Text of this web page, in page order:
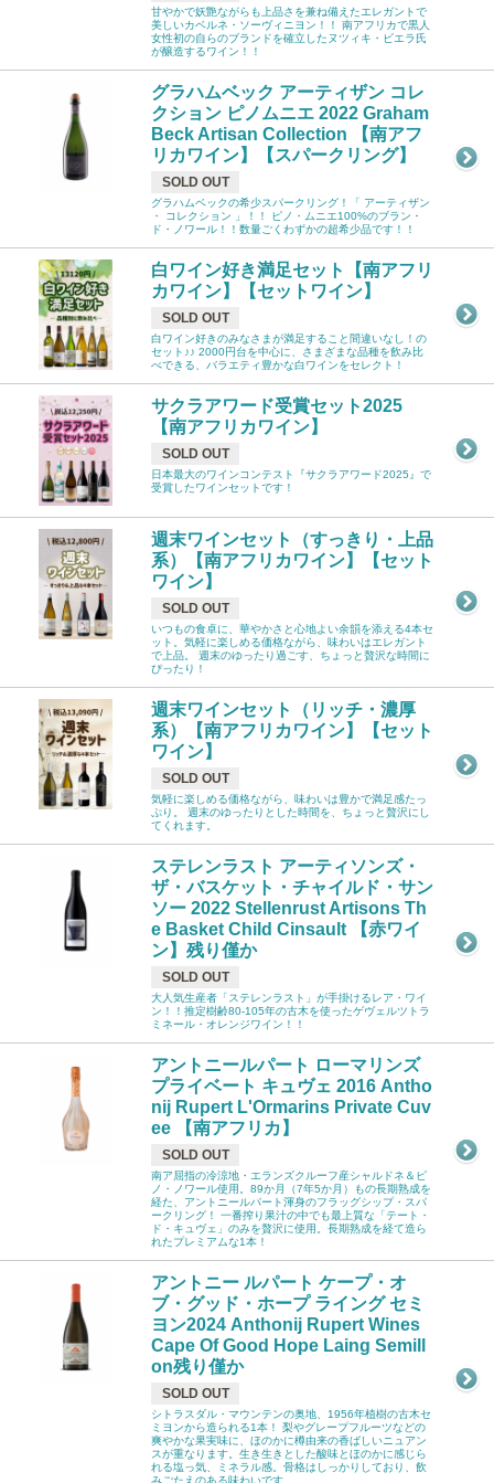
甘やかで妖艶ながらも上品さを兼ね備えたエレガントで
美しいカベルネ・ソーヴィニヨン！！ 南アフリカで黒人
女性初の自らのブランドを確立したヌツィキ・ビエラ氏
が醸造するワイン！！
グラハムベック アーティザン コレ
クション ピノムニエ 2022 Graham
Beck Artisan Collection 【南アフ
リカワイン】【スパークリング】
SOLD OUT
グラハムベックの希少スパークリング！「 アーティザン
・ コレクション 」！！ ピノ・ムニエ100%のブラン・
ド・ノワール！！数量ごくわずかの超希少品です！！
白ワイン好き満足セット【南アフリ
カワイン】【セットワイン】
SOLD OUT
白ワイン好きのみなさまが満足すること間違いなし！の
セット♪♪ 2000円台を中心に、さまざまな品種を飲み比
べできる、バラエティ豊かな白ワインをセレクト！
サクラアワード受賞セット2025
【南アフリカワイン】
SOLD OUT
日本最大のワインコンテスト『サクラアワード2025』で
受賞したワインセットです！
週末ワインセット（すっきり・上品
系）【南アフリカワイン】【セット
ワイン】
SOLD OUT
いつもの食卓に、華やかさと心地よい余韻を添える4本セ
ット。気軽に楽しめる価格ながら、味わいはエレガント
で上品。 週末のゆったり過ごす、ちょっと贅沢な時間に
ぴったり！
週末ワインセット（リッチ・濃厚
系）【南アフリカワイン】【セット
ワイン】
SOLD OUT
気軽に楽しめる価格ながら、味わいは豊かで満足感たっ
ぷり。 週末のゆったりとした時間を、ちょっと贅沢にし
てくれます。
ステレンラスト アーティソンズ・
ザ・バスケット・チャイルド・サン
ソー 2022 Stellenrust Artisons Th
e Basket Child Cinsault 【赤ワイ
ン】残り僅か
SOLD OUT
大人気生産者「ステレンラスト」が手掛けるレア・ワイ
ン！！推定樹齢80-105年の古木を使ったゲヴェルツトラ
ミネール・オレンジワイン！！
アントニールパート ローマリンズ
プライベート キュヴェ 2016 Antho
nij Rupert L'Ormarins Private Cuv
ee 【南アフリカ】
SOLD OUT
南ア屈指の冷涼地・エランズクルーフ産シャルドネ＆ピ
ノ・ノワール使用。89か月（7年5か月）もの長期熟成を
経た、アントニールパート渾身のフラッグシップ・スパ
ークリング！ 一番搾り果汁の中でも最上質な「テート・
ド・キュヴェ」のみを贅沢に使用。長期熟成を経て造ら
れたプレミアムな1本！
アントニー ルパート ケープ・オ
ブ・グッド・ホープ ライング セミ
ヨン2024 Anthonij Rupert Wines
Cape Of Good Hope Laing Semill
on残り僅か
SOLD OUT
シトラスダル・マウンテンの奥地、1956年植樹の古木セ
ミヨンから造られる1本！ 梨やグレープフルーツなどの
爽やかな果実味に、ほのかに樽由来の香ばしいニュアン
スが重なります。生き生きとした酸味とほのかに感じら
れる塩っ気、ミネラル感。骨格はしっかりしており、飲
みごたえのある味わいです。